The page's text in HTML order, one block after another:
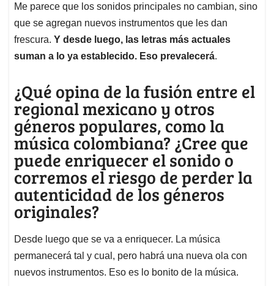
Me parece que los sonidos principales no cambian, sino
que se agregan nuevos instrumentos que les dan
frescura. Y desde luego, las letras más actuales
suman a lo ya establecido. Eso prevalecerá.
¿Qué opina de la fusión entre el
regional mexicano y otros
géneros populares, como la
música colombiana? ¿Cree que
puede enriquecer el sonido o
corremos el riesgo de perder la
autenticidad de los géneros
originales?
Desde luego que se va a enriquecer. La música
permanecerá tal y cual, pero habrá una nueva ola con
nuevos instrumentos. Eso es lo bonito de la música.